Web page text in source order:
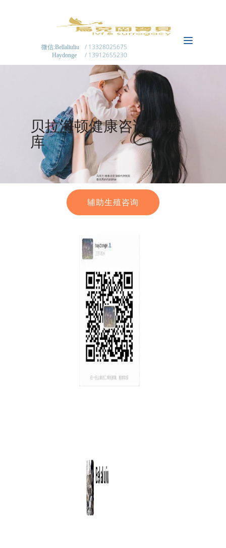
微信:Bellaliuliu
Haydonge
/ 13328025675
/ 13912655230
贝拉海顿健康咨询-卵妹
库
乌克兰/格鲁吉亚顶级代孕医院
最优秀的代妈卵妹
辅助生殖咨询